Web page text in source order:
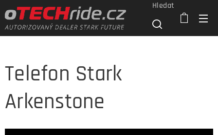
Hledat
Telefon Stark
Arkenstone